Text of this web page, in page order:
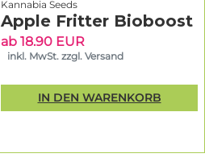
Kannabia Seeds
Apple Fritter Bioboost
ab 18.90 EUR
inkl. MwSt. zzgl. Versand
IN DEN WARENKORB